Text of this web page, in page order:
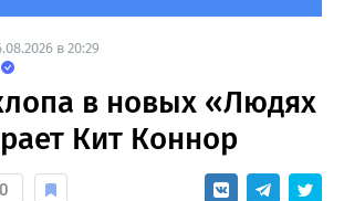
в 20:29
в новых «Людях
Кит Коннор
0